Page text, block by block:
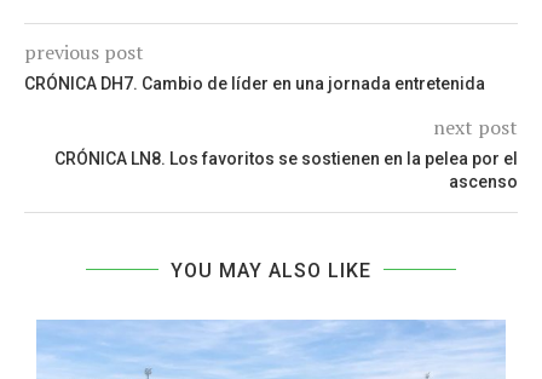
previous post
CRÓNICA DH7. Cambio de líder en una jornada entretenida
next post
CRÓNICA LN8. Los favoritos se sostienen en la pelea por el
ascenso
YOU MAY ALSO LIKE